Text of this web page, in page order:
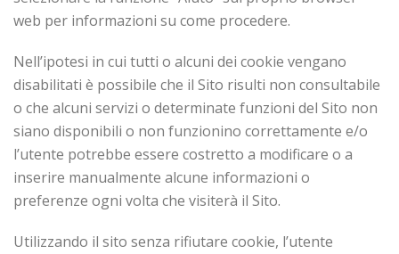
web per informazioni su come procedere.
Nell’ipotesi in cui tutti o alcuni dei cookie vengano
disabilitati è possibile che il Sito risulti non consultabile
o che alcuni servizi o determinate funzioni del Sito non
siano disponibili o non funzionino correttamente e/o
l’utente potrebbe essere costretto a modificare o a
inserire manualmente alcune informazioni o
preferenze ogni volta che visiterà il Sito.
Utilizzando il sito senza rifiutare cookie, l’utente